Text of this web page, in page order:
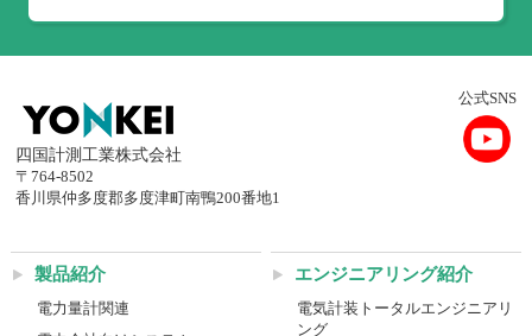
四国計測工業株式会社
〒764-8502
香川県仲多度郡多度津町南鴨200番地1
公式SNS
製品紹介
電力量計関連
エンジニアリング紹介
電気計装トータルエンジニアリ
ング